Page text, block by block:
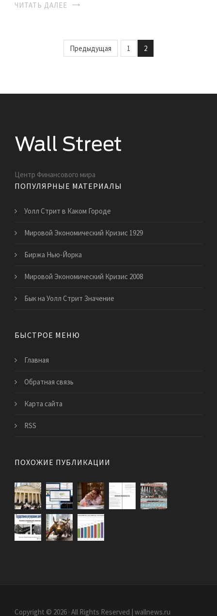
ЧИТАТЬ ДАЛЕЕ
Предыдущая 1 2
Центр Финансового мира
ПОПУЛЯРНЫЕ МАТЕРИАЛЫ
Уолл Стрит в Каком Городе
Мировой Экономический Кризис 1929
Биржа Нью-Йорка
Мировой Экономический Кризис 2008
Бык на Уолл Стрит Значение
БЫСТРОЕ МЕНЮ
Главная
Обратная связь
Карта сайта
RSS
ПОХОЖИЕ ПУБЛИКАЦИИ
Copyright © 2026 · All Rights Reserved | wallnews.ru